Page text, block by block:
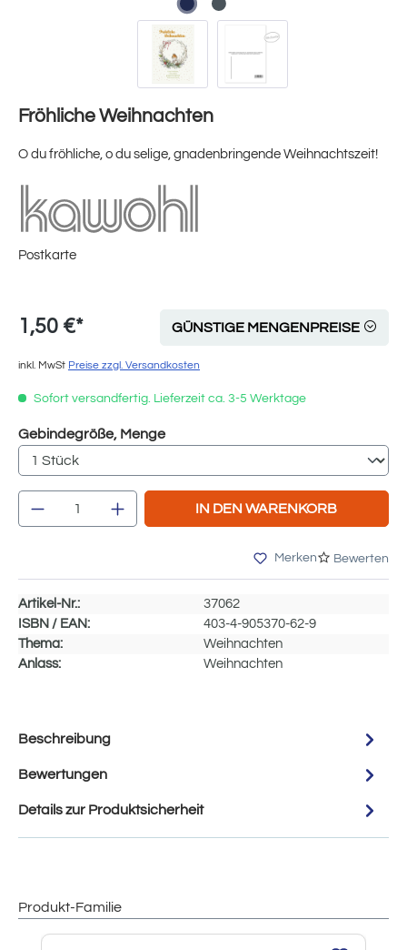
Fröhliche Weihnachten
O du fröhliche, o du selige, gnadenbringende Weihnachtszeit!
Postkarte
1,50 €* GÜNSTIGE MENGENPREISE
inkl. MwSt Preise zzgl. Versandkosten
Sofort versandfertig. Lieferzeit ca. 3-5 Werktage
Gebindegröße, Mengeauswählen
Produkt Anzahl: Gib den gewünschten
IN DEN WARENKORB
Merken Bewerten
Artikel-Nr.:
37062
ISBN / EAN:
403-4-905370-62-9
Thema:
Weihnachten
Anlass:
Weihnachten
Beschreibung
Bewertungen
Details zur Produktsicherheit
Produkt-Familie
Produktgalerie überspringen